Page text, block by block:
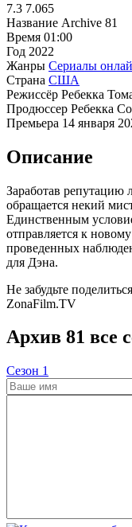
7.3 7.065
Название Archive 81
Время 01:00
Год 2022
Жанры Сериалы
Страна США
Режиссёр Ребекка
Продюссер Ребекка
Премьера 14 января
Описание
Заработав репутацию
обращается некий
Единственным
отправляется к
проведенных
для Дэна.
Не забудьте
ZonaFilm.TV
Архив 81 все
Cезон 1